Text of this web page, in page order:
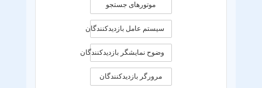
موتورهای جستجو
سیستم عامل بازدیدکنندگان
وضوح نمایشگر بازدیدکنندگان
مرورگر بازدیدکنندگان